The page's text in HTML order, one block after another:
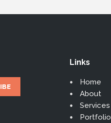
Links
Home
About
Services
Portfolio